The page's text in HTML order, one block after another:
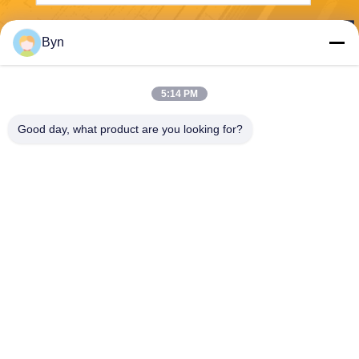
Отправить
Byn
5:14 PM
Good day, what product are you looking for?